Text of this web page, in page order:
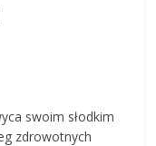
swoim słodkim
zdrowotnych